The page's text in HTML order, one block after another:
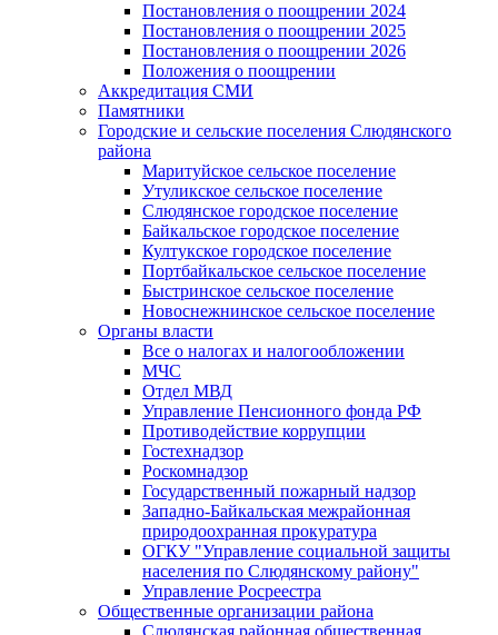
Постановления о поощрении 2024
Постановления о поощрении 2025
Постановления о поощрении 2026
Положения о поощрении
Аккредитация СМИ
Памятники
Городские и сельские поселения Слюдянского
района
Маритуйское сельское поселение
Утуликское сельское поселение
Слюдянское городское поселение
Байкальское городское поселение
Култукское городское поселение
Портбайкальское сельское поселение
Быстринское сельское поселение
Новоснежнинское сельское поселение
Органы власти
Все о налогах и налогообложении
МЧС
Отдел МВД
Управление Пенсионного фонда РФ
Противодействие коррупции
Гостехнадзор
Роскомнадзор
Государственный пожарный надзор
Западно-Байкальская межрайонная
природоохранная прокуратура
ОГКУ "Управление социальной защиты
населения по Слюдянскому району"
Управление Росреестра
Общественные организации района
Слюдянская районная общественная